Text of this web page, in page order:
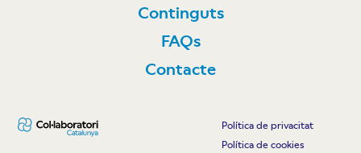
Continguts
FAQs
Contacte
Política de privacitat
Política de cookies